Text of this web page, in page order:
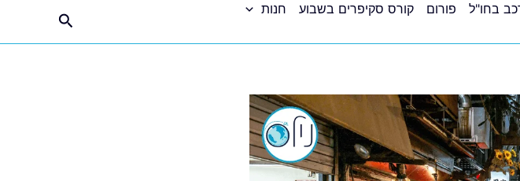
בחו"ל פורום קורס סקיפרים בשבוע
חנות
חיפוש